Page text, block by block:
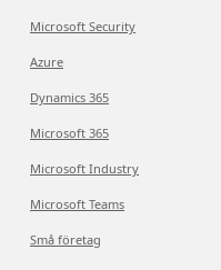
Microsoft Security
Azure
Dynamics 365
Microsoft 365
Microsoft Industry
Microsoft Teams
Små företag